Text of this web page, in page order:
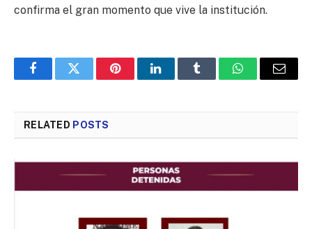
confirma el gran momento que vive la institución.
FacebookTwitter PinterestLinkedInTumblr WhatsAppEmail
RELATED POSTS